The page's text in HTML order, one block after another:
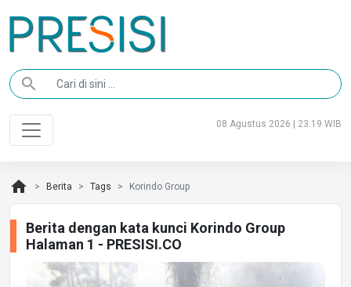
search
08 Agustus 2026 | 23:19 WIB
home Berita Tags Korindo Group
Berita dengan kata kunci Korindo Group
Halaman 1 - PRESISI.CO